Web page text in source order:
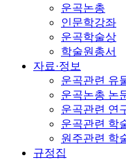
운곡논총
인문학강좌
운곡학술상
학술원총서
자료·정보
운곡관련 유
운곡논총 논
운곡관련 연
운곡관련 학
원주관련 학
규정집